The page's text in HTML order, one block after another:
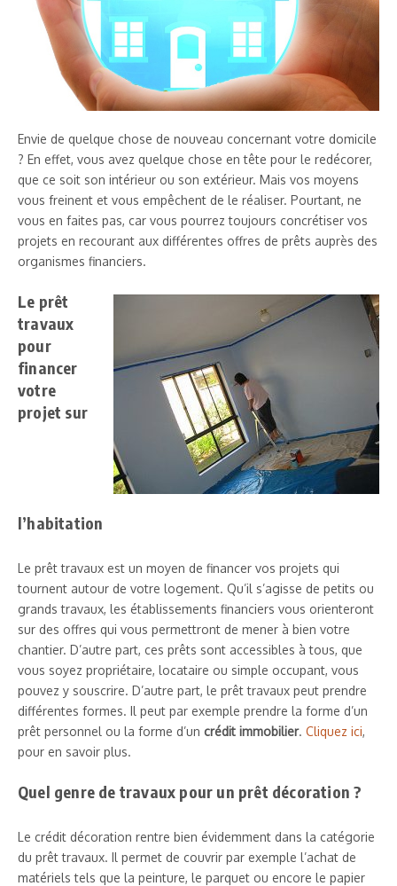
Envie de quelque chose de nouveau concernant votre domicile
? En effet, vous avez quelque chose en tête pour le redécorer,
que ce soit son intérieur ou son extérieur. Mais vos moyens
vous freinent et vous empêchent de le réaliser. Pourtant, ne
vous en faites pas, car vous pourrez toujours concrétiser vos
projets en recourant aux différentes offres de prêts auprès des
organismes financiers.
Le prêt
travaux
pour
financer
votre
projet sur
l’habitation
Le prêt travaux est un moyen de financer vos projets qui
tournent autour de votre logement. Qu’il s’agisse de petits ou
grands travaux, les établissements financiers vous orienteront
sur des offres qui vous permettront de mener à bien votre
chantier. D’autre part, ces prêts sont accessibles à tous, que
vous soyez propriétaire, locataire ou simple occupant, vous
pouvez y souscrire. D’autre part, le prêt travaux peut prendre
différentes formes. Il peut par exemple prendre la forme d’un
prêt personnel ou la forme d’un crédit immobilier. Cliquez ici,
pour en savoir plus.
Quel genre de travaux pour un prêt décoration ?
Le crédit décoration rentre bien évidemment dans la catégorie
du prêt travaux. Il permet de couvrir par exemple l’achat de
matériels tels que la peinture, le parquet ou encore le papier